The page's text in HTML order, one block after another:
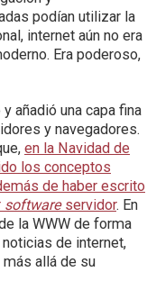
podían utilizar la
internet aún no era
Era poderoso,
añadió una capa fina
y navegadores.
en la Navidad de
los conceptos
de haber escrito
softwareservidor. En
la WWW de forma
de internet,
allá de su